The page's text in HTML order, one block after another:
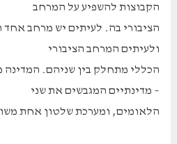
הקבוצות להשפיע על המרחב
הציבורי בה. לעיתים יש מרחב
ולעיתים המרחב הציבורי
הכללי מתחלק בין שניהם. המדינה
– מדינתיים המגבשים את שני
הלאומים, ומערכת שלטון אחת